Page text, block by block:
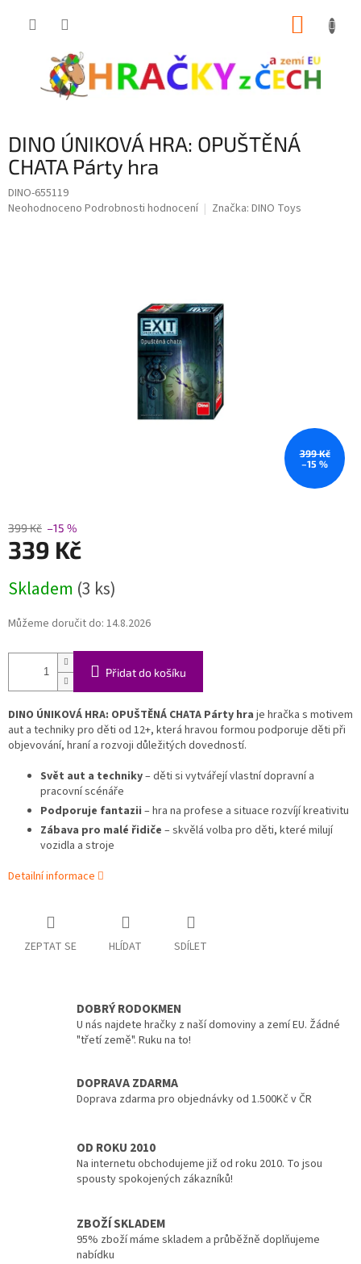
DINO ÚNIKOVÁ HRA: OPUŠTĚNÁ
CHATA Párty hra
DINO-655119
Průměrné
Neohodnoceno Podrobnosti hodnocení Značka: DINO Toys
399 Kč
–15 %
399 Kč –15 %
339 Kč
cena:
Skladem (3 ks)
Můžeme doručit do: 14.8.2026
Přidat do košíku
DINO ÚNIKOVÁ HRA: OPUŠTĚNÁ CHATA Párty hra je hračka s motivem
aut a techniky pro děti od 12+, která hravou formou podporuje děti při
objevování, hraní a rozvoji důležitých dovedností.
Svět aut a techniky– děti si vytvářejí vlastní dopravní a
pracovní scénáře
Podporuje fantazii – hra na profese a situace rozvíjí kreativitu
Zábava pro malé řidiče – skvělá volba pro děti, které milují
vozidla a stroje
Detailní informace
ZEPTAT SE HLÍDAT SDÍLET
DOBRÝ RODOKMEN
U nás najdete hračky z naší domoviny a zemí EU. Žádné
"třetí země". Ruku na to!
DOPRAVA ZDARMA
Doprava zdarma pro objednávky od 1.500Kč v ČR
OD ROKU 2010
Na internetu obchodujeme již od roku 2010. To jsou
spousty spokojených zákazníků!
ZBOŽÍ SKLADEM
95% zboží máme skladem a průběžně doplňujeme
nabídku